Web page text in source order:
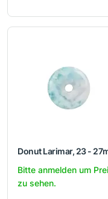
Donut Larimar, 23 -
Bitte anmelden um
zu sehen.